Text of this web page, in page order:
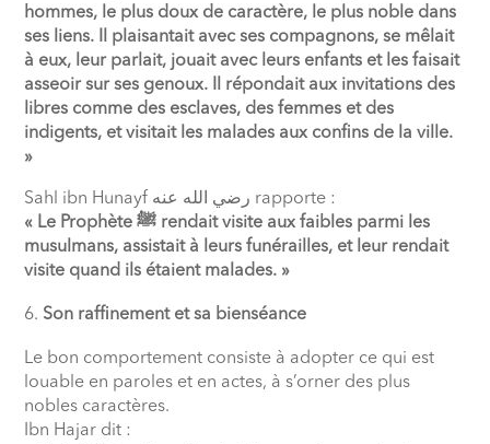
hommes, le plus doux de caractère, le plus noble dans
ses liens. Il plaisantait avec ses compagnons, se mêlait
à eux, leur parlait, jouait avec leurs enfants et les faisait
asseoir sur ses genoux. Il répondait aux invitations des
libres comme des esclaves, des femmes et des
indigents, et visitait les malades aux confins de la ville.
»
Sahl ibn Hunayf رضي الله عنه rapporte :
« Le Prophèteﷺ rendait visite aux faibles parmi les
musulmans, assistait à leurs funérailles, et leur rendait
visite quand ils étaient malades. »
Son raffinement et sa bienséance
Le bon comportement consiste à adopter ce qui est
louable en paroles et en actes, à s’orner des plus
nobles caractères.
Ibn Hajar dit :